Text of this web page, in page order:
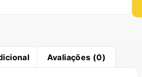
Avaliações (0)